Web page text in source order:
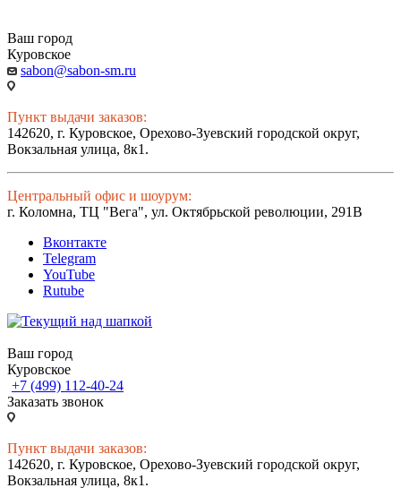
Ваш город
Куровское
sabon@sabon-sm.ru
Пункт выдачи заказов:
142620, г. Куровское, Орехово-Зуевский городской округ,
Вокзальная улица, 8к1.
Центральный офис и шоурум:
г. Коломна, ТЦ "Вега", ул. Октябрьской революции, 291В
Вконтакте
Telegram
YouTube
Rutube
Ваш город
Куровское
+7 (499) 112-40-24
Заказать звонок
Пункт выдачи заказов:
142620, г. Куровское, Орехово-Зуевский городской округ,
Вокзальная улица, 8к1.